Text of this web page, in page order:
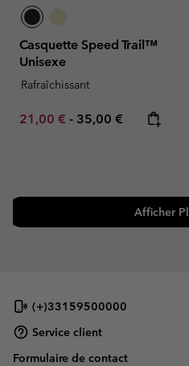
Casquette Speed Trail™
Unisexe
Rafraîchissant
Minimum sale price:
21,00 € - Maximum price:
35,00 €
Afficher
(+)33159500000
Service client
Formulaire de contact